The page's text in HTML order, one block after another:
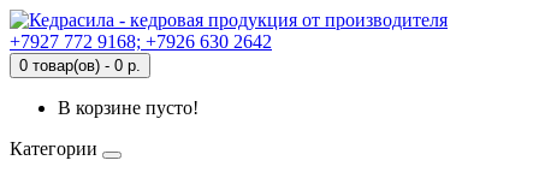
+7927 772 9168; +7926 630 2642
0 товар(ов) - 0 р.
В корзине пусто!
Категории